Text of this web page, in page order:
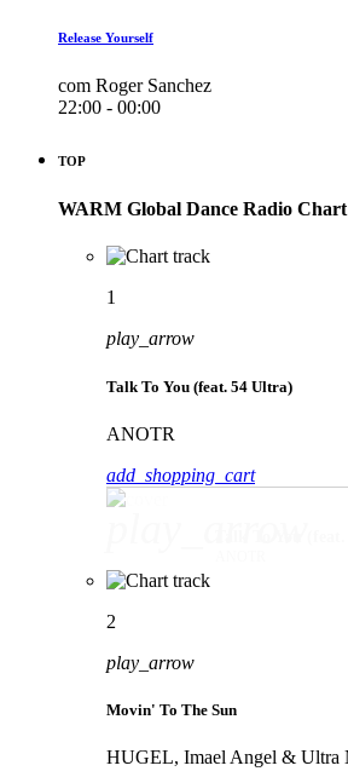
Release Yourself
com Roger Sanchez
22:00 - 00:00
TOP
WARM Global Dance Radio
1
play_arrow
Talk To You (feat. 54 Ultra)
ANOTR
add_shopping_cart
2
play_arrow
Movin' To The Sun
HUGEL, Imael Angel & Ultra